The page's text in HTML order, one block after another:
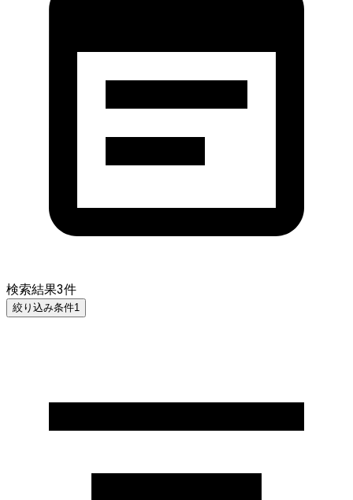
検索結果3件
絞り込み条件1